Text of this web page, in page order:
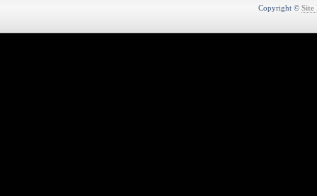
Copyright © Site